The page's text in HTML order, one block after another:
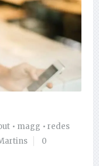
• magg • redes
0